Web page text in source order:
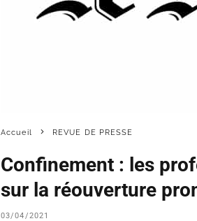
Accueil REVUE DE PRESSE
Confinement : les
sur la réouverture
03/04/2021